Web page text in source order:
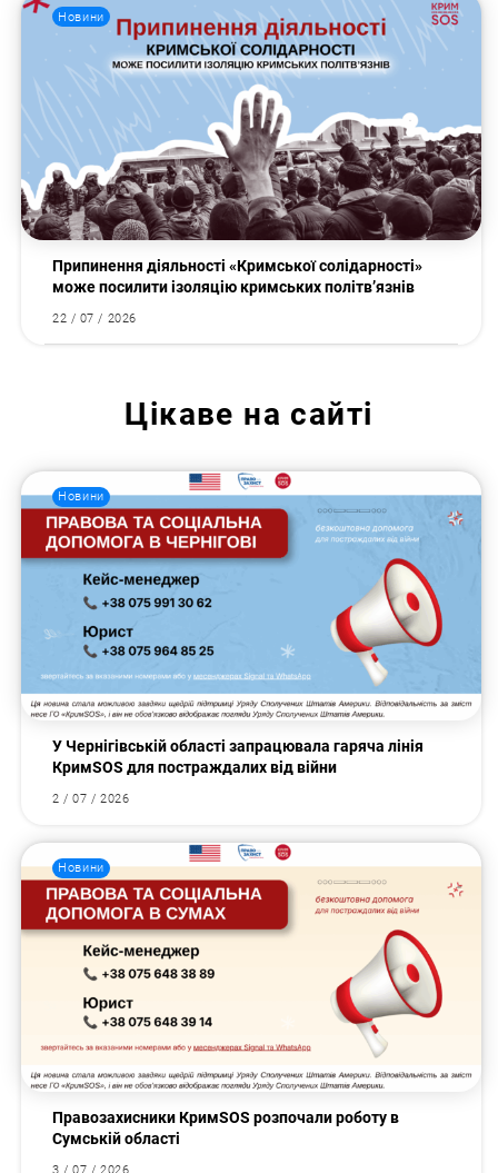
Новини
Припинення діяльності «Кримської солідарності»
може посилити ізоляцію кримських політв’язнів
22 / 07 / 2026
Цікаве на сайті
Новини
У Чернігівській області запрацювала гаряча лінія
КримSOS для постраждалих від війни
2 / 07 / 2026
Новини
Правозахисники КримSOS розпочали роботу в
Сумській області